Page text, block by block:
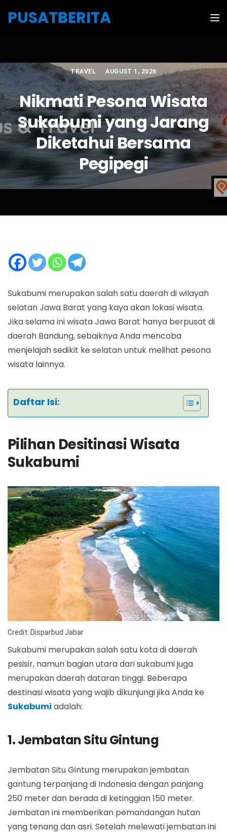
PUSATBERITA
TRAVEL AUGUST 1, 2026
Nikmati Pesona Wisata
Sukabumi yang Jarang
Diketahui Bersama
Pegipegi
Sukabumi merupakan salah satu daerah di wilayah
selatan Jawa Barat yang kaya akan lokasi wisata.
Jika selama ini wisata Jawa Barat hanya berpusat di
daerah Bandung, sebaiknya Anda mencoba
menjelajah sedikit ke selatan untuk melihat pesona
wisata lainnya.
Daftar Isi:
Pilihan Desitinasi Wisata
Sukabumi
Credit: Disparbud Jabar
Sukabumi merupakan salah satu kota di daerah
pesisir, namun bagian utara dari sukabumi juga
merupakan daerah dataran tinggi. Beberapa
destinasi wisata yang wajib dikunjungi jika Anda ke
Sukabumi adalah:
1. Jembatan Situ Gintung
Jembatan Situ Gintung merupakan jembatan
gantung terpanjang di Indonesia dengan panjang
250 meter dan berada di ketinggian 150 meter.
Jembatan ini memberikan pemandangan hutan
yang tenang dan asri. Setelah melewati jembatan ini